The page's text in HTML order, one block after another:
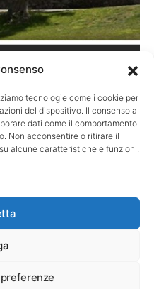
tecnologie come i cookie per
del dispositivo. Il consenso a
dati come il comportamento
Non acconsentire o ritirare il
alcune caratteristiche e funzioni.
racconto della
Buccellati Golf Trophy,
dalla storica Maison